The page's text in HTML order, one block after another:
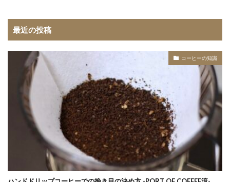
最近の投稿
コーヒーの知識